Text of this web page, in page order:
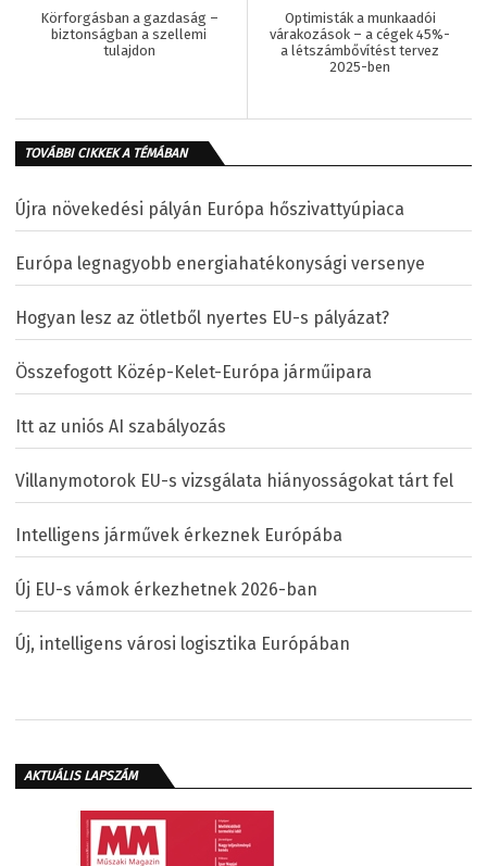
Körforgásban a gazdaság –
biztonságban a szellemi
tulajdon
Optimisták a munkaadói
várakozások – a cégek 45%-
a létszámbővítést tervez
2025-ben
TOVÁBBI CIKKEK A TÉMÁBAN
Újra növekedési pályán Európa hőszivattyúpiaca
Európa legnagyobb energiahatékonysági versenye
Hogyan lesz az ötletből nyertes EU-s pályázat?
Összefogott Közép-Kelet-Európa járműipara
Itt az uniós AI szabályozás
Villanymotorok EU-s vizsgálata hiányosságokat tárt fel
Intelligens járművek érkeznek Európába
Új EU-s vámok érkezhetnek 2026-ban
Új, intelligens városi logisztika Európában
AKTUÁLIS LAPSZÁM